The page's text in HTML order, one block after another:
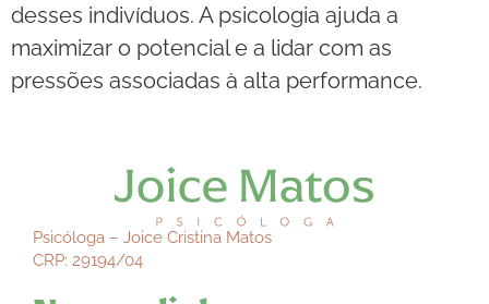
desses indivíduos. A psicologia ajuda a
maximizar o potencial e a lidar com as
pressões associadas à alta performance.
Psicóloga – Joice Cristina Matos
CRP: 29194/04